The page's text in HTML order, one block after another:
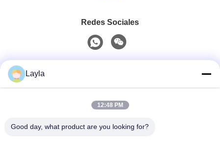
Redes Sociales
0086-18688885859
Layla
12:48 PM
Good day, what product are you looking for?